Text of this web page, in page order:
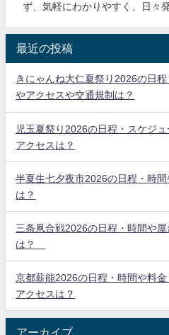
ず、気軽にわかりやすく、日々
最近の投稿
きにゃんね大仁夏祭り2026の日
やアクセスや交通規制は？
児玉夏祭り2026の日程・スケジ
アクセスは？
半夏生七夕夜市2026の日程・時
は？
三条凧合戦2026の日程・時間や
は？
京都薪能2026の日程・時間や料
アクセスは？
アーカイブ